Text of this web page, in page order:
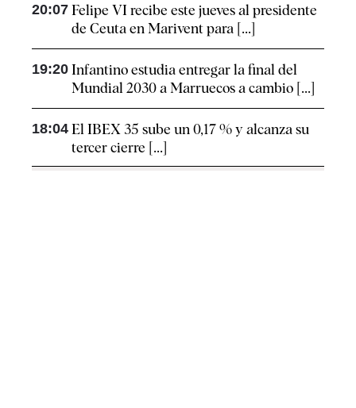
20:07 Felipe VI recibe este jueves al presidente
de Ceuta en Marivent para [...]
19:20 Infantino estudia entregar la final del
Mundial 2030 a Marruecos a cambio [...]
18:04 El IBEX 35 sube un 0,17 % y alcanza su
tercer cierre [...]